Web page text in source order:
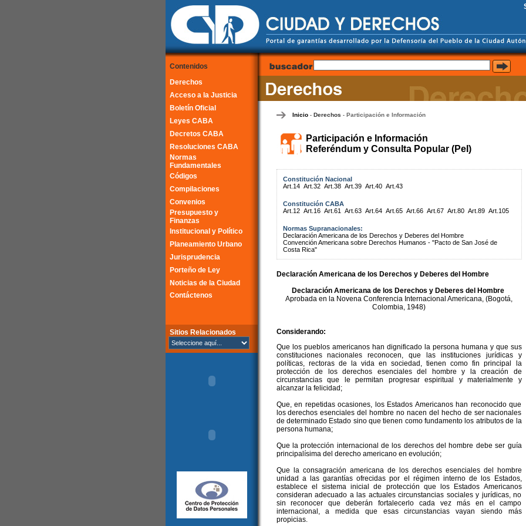
Contenidos
Derechos
Acceso a la Justicia
Boletín Oficial
Leyes CABA
Decretos CABA
Resoluciones CABA
Normas
Fundamentales
Códigos
Compilaciones
Convenios
Presupuesto y
Finanzas
Institucional y Político
Planeamiento Urbano
Jurisprudencia
Porteño de Ley
Noticias de la Ciudad
Contáctenos
Sitios Relacionados
Inicio- Derechos - Participación e Información
Participación e Información
Referéndum y Consulta Popular (PeI)
Constitución Nacional
Art.14 Art.32 Art.38 Art.39 Art.40 Art.43
Constitución CABA
Art.12 Art.16 Art.61 Art.63 Art.64 Art.65 Art.66 Art.67 Art.80 Art.89 Art.105
Normas Supranacionales:
Declaración Americana de los Derechos y Deberes del Hombre
Convención Americana sobre Derechos Humanos - "Pacto de San José de
Costa Rica"
Declaración Americana de los Derechos y Deberes del Hombre
Declaración Americana de los Derechos y Deberes del Hombre
Aprobada en la Novena Conferencia Internacional Americana, (Bogotá,
Colombia, 1948)
Considerando:
Que los pueblos americanos han dignificado la persona humana y que sus
constituciones nacionales reconocen, que las instituciones jurídicas y
políticas, rectoras de la vida en sociedad, tienen como fin principal la
protección de los derechos esenciales del hombre y la creación de
circunstancias que le permitan progresar espiritual y materialmente y
alcanzar la felicidad;
Que, en repetidas ocasiones, los Estados Americanos han reconocido que
los derechos esenciales del hombre no nacen del hecho de ser nacionales
de determinado Estado sino que tienen como fundamento los atributos de la
persona humana;
Que la protección internacional de los derechos del hombre debe ser guía
principalísima del derecho americano en evolución;
Que la consagración americana de los derechos esenciales del hombre
unidad a las garantías ofrecidas por el régimen interno de los Estados,
establece el sistema inicial de protección que los Estados Americanos
consideran adecuado a las actuales circunstancias sociales y jurídicas, no
sin reconocer que deberán fortalecerlo cada vez más en el campo
internacional, a medida que esas circunstancias vayan siendo más
propicias.